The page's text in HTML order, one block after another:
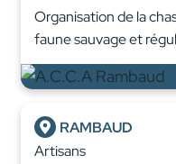
Organisation de la
faune sauvage et
RAMBAUD
Artisans